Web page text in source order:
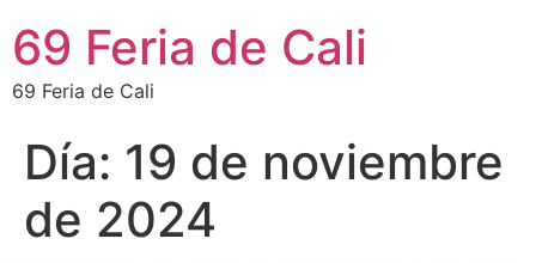
69 Feria de Cali
69 Feria de Cali
Día: 19 de noviembre
de 2024